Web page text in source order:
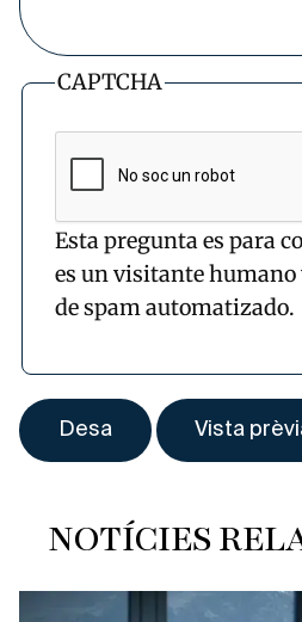
CAPTCHA
Esta pregunta es para
es un visitante
de spam automatizado.
NOTÍCIES